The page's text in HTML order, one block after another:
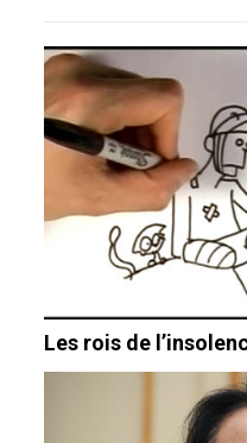
Les rois de